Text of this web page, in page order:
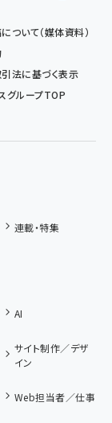
ついて（媒体資料）
法に基づく表示
グループTOP
連載・特集
AI
サイト制作／デザ
イン
Web担当者／仕事